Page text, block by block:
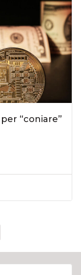
“coniare”